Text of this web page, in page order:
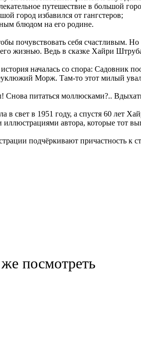
путешествие в большой
город избавился от гангстеров;
блюдом на его родине.
почувствовать себя счастливым.
жизнью. Ведь в сказке Хайри
началась со спора: Садовник
Морж. Там-то этот милый
Снова питаться моллюсками?..
свет в 1951 году, а спустя 60 лет
иллюстрациями автора, которые тот
подчёркивают причастность к
посмотреть